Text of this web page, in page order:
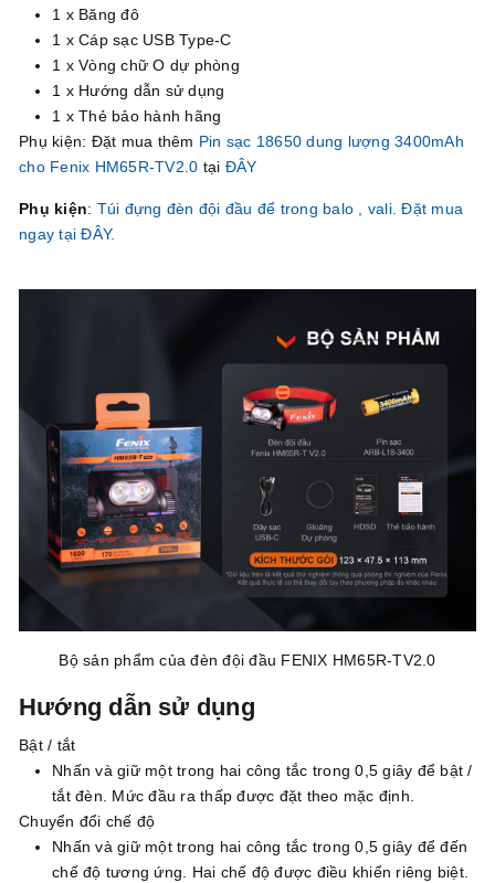
1 x Băng đô
1 x Cáp sạc USB Type-C
1 x Vòng chữ O dự phòng
1 x Hướng dẫn sử dụng
1 x Thẻ bảo hành hãng
Phụ kiện: Đặt mua thêm Pin sạc 18650 dung lượng 3400mAh
cho Fenix HM65R-TV2.0 tại ĐÂY
Phụ kiện: Túi đựng đèn đội đầu để trong balo , vali. Đặt mua
ngay tại ĐÂY.
Bộ sản phẩm của đèn đội đầu FENIX HM65R-TV2.0
Hướng dẫn sử dụng
Bật / tắt
Nhấn và giữ một trong hai công tắc trong 0,5 giây để bật /
tắt đèn. Mức đầu ra thấp được đặt theo mặc định.
Chuyển đổi chế độ
Nhấn và giữ một trong hai công tắc trong 0,5 giây để đến
chế độ tương ứng. Hai chế độ được điều khiển riêng biệt.